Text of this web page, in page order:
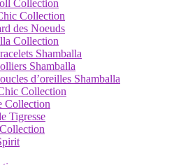
Collection
Collection
des Noeuds
Collection
Shamballa
Shamballa
d’oreilles Shamballa
Collection
Collection
Tigresse